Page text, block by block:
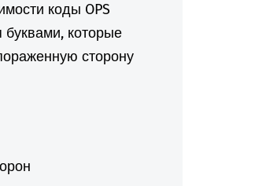
коды OPS
которые
сторону